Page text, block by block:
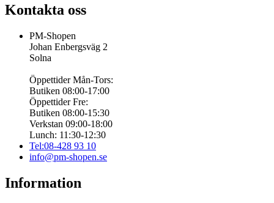
Kontakta oss
PM-Shopen
Johan Enbergsväg 2
Solna
Öppettider Mån-Tors:
Butiken 08:00-17:00
Öppettider Fre:
Butiken 08:00-15:30
Verkstan 09:00-18:00
Lunch: 11:30-12:30
Tel:08-428 93 10
info@pm-shopen.se
Information